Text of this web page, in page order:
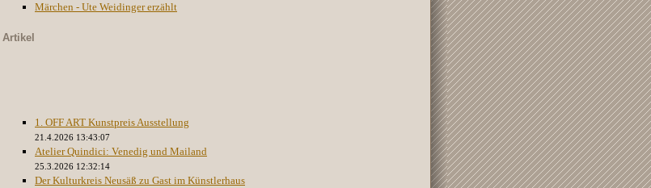
Märchen - Ute Weidinger erzählt
Artikel
1. OFF ART Kunstpreis Ausstellung
21.4.2026 13:43:07
Atelier Quindici: Venedig und Mailand
25.3.2026 12:32:14
Der Kulturkreis Neusäß zu Gast im Künstlerhaus